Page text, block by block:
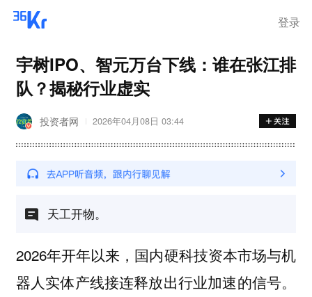
登录
宇树IPO、智元万台下线：谁在张江排
队？揭秘行业虚实
投资者网 2026年04月08日 03:44
天工开物。
2026年开年以来，国内硬科技资本市场与机
器人实体产线接连释放出行业加速的信号。